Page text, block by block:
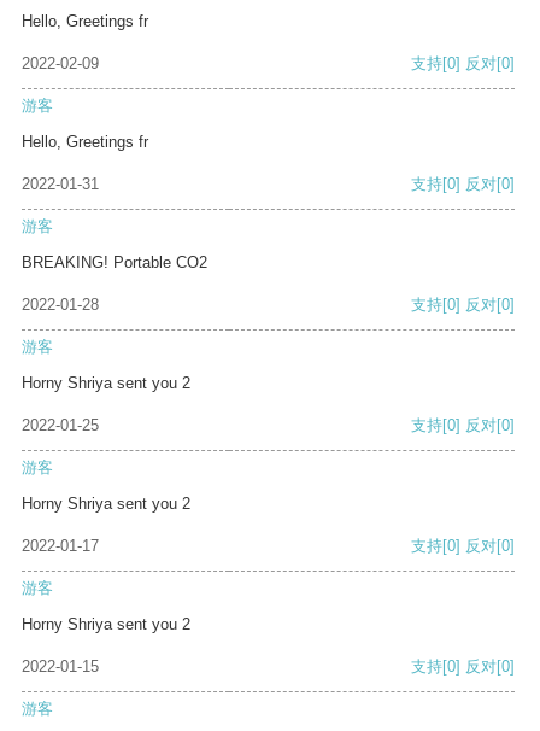
Hello, Greetings fr
2022-02-09 支持[0] 反对[0]
游客
Hello, Greetings fr
2022-01-31 支持[0] 反对[0]
游客
BREAKING! Portable CO2
2022-01-28 支持[0] 反对[0]
游客
Horny Shriya sent you 2
2022-01-25 支持[0] 反对[0]
游客
Horny Shriya sent you 2
2022-01-17 支持[0] 反对[0]
游客
Horny Shriya sent you 2
2022-01-15 支持[0] 反对[0]
游客